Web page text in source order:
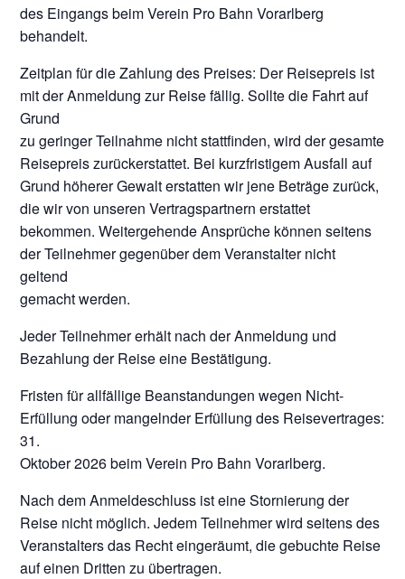
des Eingangs beim Verein Pro Bahn Vorarlberg
behandelt.
Zeitplan für die Zahlung des Preises: Der Reisepreis ist
mit der Anmeldung zur Reise fällig. Sollte die Fahrt auf
Grund
zu geringer Teilnahme nicht stattfinden, wird der gesamte
Reisepreis zurückerstattet. Bei kurzfristigem Ausfall auf
Grund höherer Gewalt erstatten wir jene Beträge zurück,
die wir von unseren Vertragspartnern erstattet
bekommen. Weitergehende Ansprüche können seitens
der Teilnehmer gegenüber dem Veranstalter nicht
geltend
gemacht werden.
Jeder Teilnehmer erhält nach der Anmeldung und
Bezahlung der Reise eine Bestätigung.
Fristen für allfällige Beanstandungen wegen Nicht-
Erfüllung oder mangelnder Erfüllung des Reisevertrages:
31.
Oktober 2026 beim Verein Pro Bahn Vorarlberg.
Nach dem Anmeldeschluss ist eine Stornierung der
Reise nicht möglich. Jedem Teilnehmer wird seitens des
Veranstalters das Recht eingeräumt, die gebuchte Reise
auf einen Dritten zu übertragen.